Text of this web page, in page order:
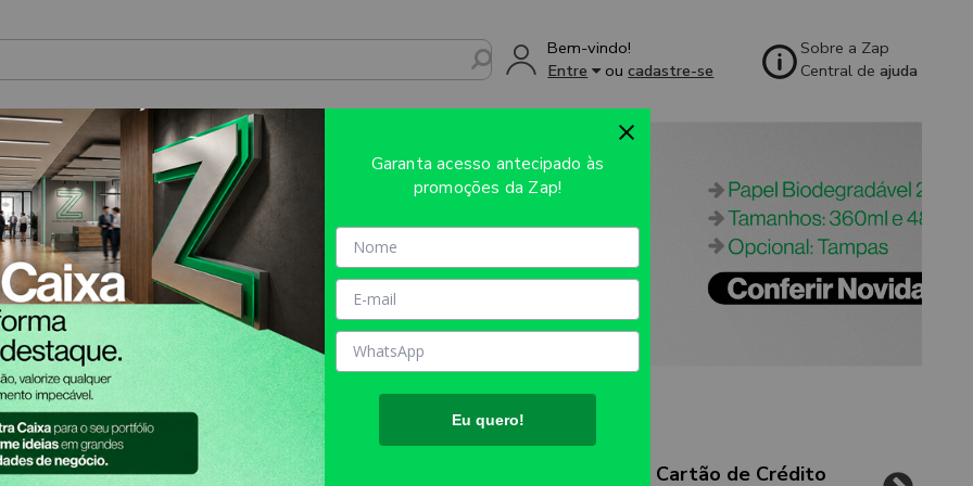
Bem-vindo!
Entre
oucadastre-se
Sobre a Zap
Central deajuda
Atendimento Cartão de Crédito
Garanta acesso antecipado às
promoções da Zap!
Eu quero!